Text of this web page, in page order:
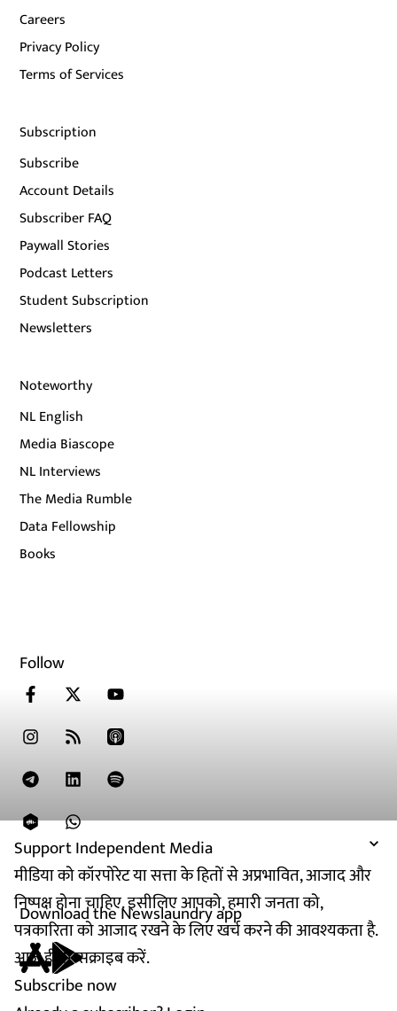
Support Independent Media
मीडिया को कॉरपोरेट या सत्ता के हितों से अप्रभावित, आजाद और
निष्पक्ष होना चाहिए. इसीलिए आपको, हमारी जनता को,
पत्रकारिता को आजाद रखने के लिए खर्च करने की आवश्यकता है.
आज ही सब्सक्राइब करें.
Subscribe now
Careers
Privacy Policy
Terms of Services
Subscription
Subscribe
Account Details
Subscriber FAQ
Paywall Stories
Podcast Letters
Student Subscription
Newsletters
Noteworthy
NL English
Media Biascope
NL Interviews
The Media Rumble
Data Fellowship
Books
Follow
Download the Newslaundry app